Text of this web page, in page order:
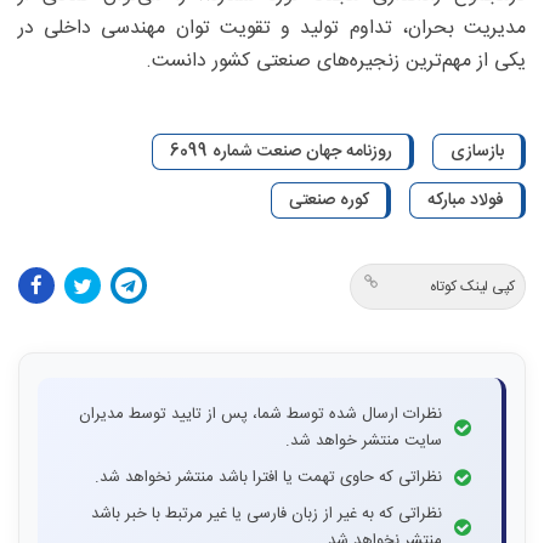
مدیریت بحران، تداوم تولید و تقویت توان مهندسی داخلی در
یکی از مهم‌ترین زنجیره‌های صنعتی کشور دانست.
بازسازی
روزنامه جهان صنعت شماره 6099
فولاد مبارکه
کوره صنعتی
کپی لینک کوتاه
نظرات ارسال شده توسط شما، پس از تایید توسط مدیران
سایت منتشر خواهد شد.
نظراتی که حاوی تهمت یا افترا باشد منتشر نخواهد شد.
نظراتی که به غیر از زبان فارسی یا غیر مرتبط با خبر باشد